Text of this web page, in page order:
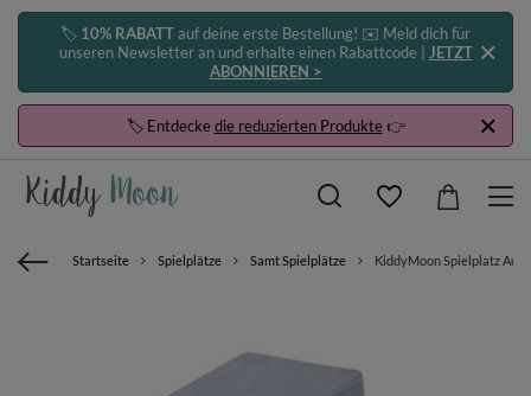
🏷️ 10% RABATTauf deine erste Bestellung! ✉️ Meld dich für
unseren Newsletter an und erhalte einen Rabattcode | JETZT
ABONNIEREN >
🏷️ Entdeckedie reduzierten Produkte👉
Startseite Spielplätze Samt Spielplätze KiddyMoon Spielplatz Aus